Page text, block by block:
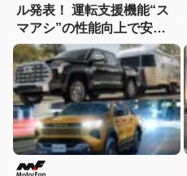
ル発表！ 運転支援機能“ス
マアシ”の性能向上で安心
感さらにアップ